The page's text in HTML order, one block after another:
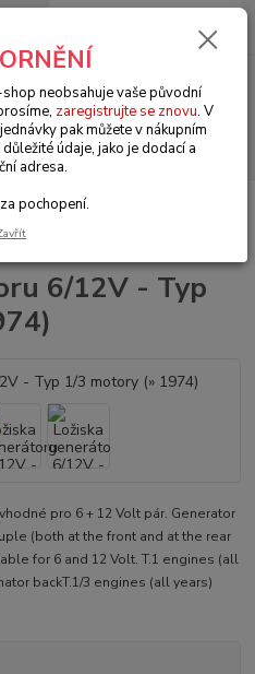
Menu
Hledat
0 Kč
Elektroinstalace (Electrical)
6/12V - Typ
pro 6 + 12 Volt pár. Generator
(both at the front and at the rear
for 6 and 12 Volt. T.1 engines (all
backT.1/3 engines (all years)
neobsahuje vaše původní
zaregistrujte se znovu. V
pak můžete v nákupním
údaje, jako je dodací a
adresa.
pochopení.